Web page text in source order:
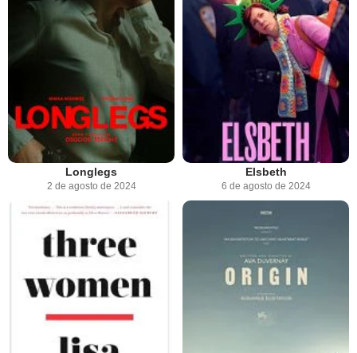
Longlegs
2 de agosto de 2024
Elsbeth
6 de agosto de 2024